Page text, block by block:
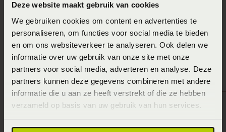
Deze website maakt gebruik van cookies
We gebruiken cookies om content en advertenties te
personaliseren, om functies voor social media te bieden
en om ons websiteverkeer te analyseren. Ook delen we
informatie over uw gebruik van onze site met onze
partners voor social media, adverteren en analyse. Deze
partners kunnen deze gegevens combineren met andere
informatie die u aan ze heeft verstrekt of die ze hebben
verzameld op basis van uw gebruik van hun services.
Pocketveer 90x210
Optioneel erbij voor een meerprijs nachtkastje en
leeslampjes